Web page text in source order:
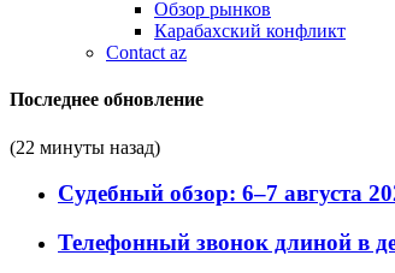
Обзор рынков
Карабахский конфликт
Contact az
Последнее обновление
(22 минуты назад)
Судебный обзор: 6–7 августа
Телефонный звонок длиной в